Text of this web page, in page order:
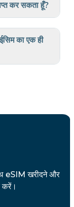
कर सकता हूँ?
का एक ही
eSIM खरीदने और
करें।